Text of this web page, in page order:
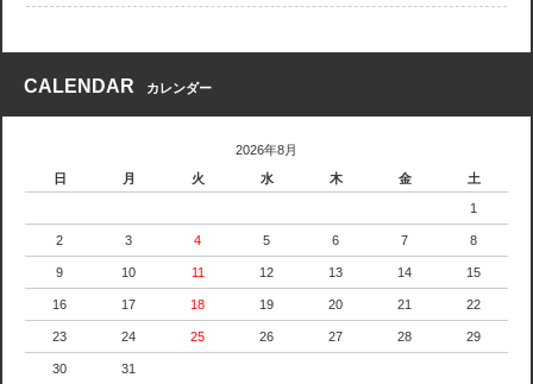
CALENDAR カレンダー
2026年8月
日
月 火 水 木 金 土
1
2 3 4 5 6 7 8
9 10 11 12 13 14 15
16 17 18 19 20 21 22
23 24 25 26 27 28 29
30 31